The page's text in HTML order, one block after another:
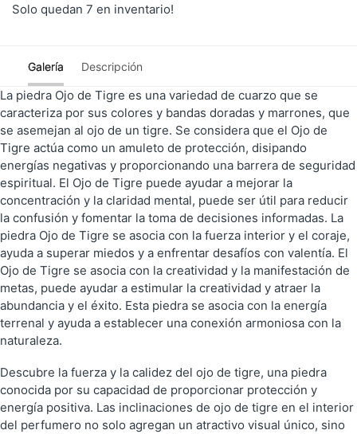
CARRITO
Solo quedan 7 en inventario!
Galería Descripción
La piedra Ojo de Tigre es una variedad de cuarzo que se
caracteriza por sus colores y bandas doradas y marrones, que
se asemejan al ojo de un tigre. Se considera que el Ojo de
Tigre actúa como un amuleto de protección, disipando
energías negativas y proporcionando una barrera de seguridad
espiritual. El Ojo de Tigre puede ayudar a mejorar la
concentración y la claridad mental, puede ser útil para reducir
la confusión y fomentar la toma de decisiones informadas. La
piedra Ojo de Tigre se asocia con la fuerza interior y el coraje,
ayuda a superar miedos y a enfrentar desafíos con valentía. El
Ojo de Tigre se asocia con la creatividad y la manifestación de
metas, puede ayudar a estimular la creatividad y atraer la
abundancia y el éxito. Esta piedra se asocia con la energía
terrenal y ayuda a establecer una conexión armoniosa con la
naturaleza.
Descubre la fuerza y la calidez del ojo de tigre, una piedra
conocida por su capacidad de proporcionar protección y
energía positiva. Las inclinaciones de ojo de tigre en el interior
del perfumero no solo agregan un atractivo visual único, sino